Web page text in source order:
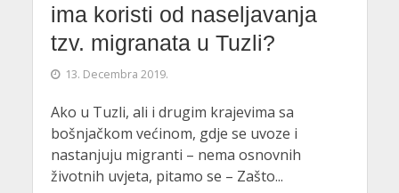
ima koristi od naseljavanja
tzv. migranata u Tuzli?
13. Decembra 2019.
Ako u Tuzli, ali i drugim krajevima sa
bošnjačkom većinom, gdje se uvoze i
nastanjuju migranti – nema osnovnih
životnih uvjeta, pitamo se – Zašto...